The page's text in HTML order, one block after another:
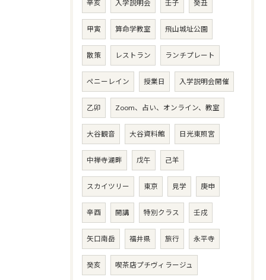
辛亥 入学説明会 壬子 癸丑
甲寅 算命学教室 飛山城址公園
散策 レストラン ランチプレート
ペニーレイン 授業日 入学説明会開催
乙卯 Zoom、占い、オンライン、教室
大谷観音 大谷資料館 日光東照宮
中禅寺湖畔 戊午 己羊
スカイツリー 東京 見学 庚申
辛酉 開講 特別クラス 壬戌
矢口南岳 福井県 旅行 永平寺
癸亥 喫茶店プチヴィラージュ